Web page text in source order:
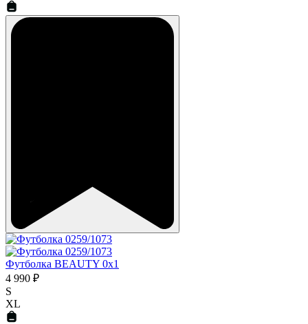
Футболка BEAUTY 0x1
4 990 ₽
S
XL